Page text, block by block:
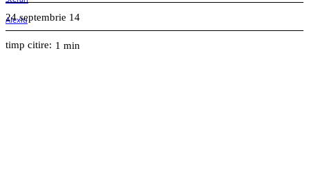
24 septembrie 14
timp citire: 1 min